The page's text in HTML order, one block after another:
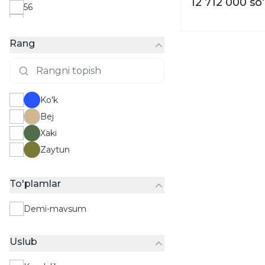
56
Rang
Ko'k
Bej
Xaki
Zaytun
To'plamlar
Demi-mavsum
Uslub